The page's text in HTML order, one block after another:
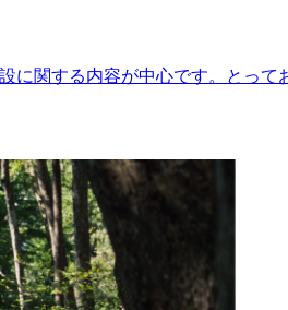
関する内容が中心です。とっ